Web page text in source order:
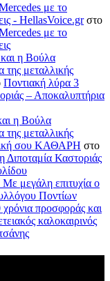
με το
- HellasVoice.grστο
με το
και η Βούλα
της μεταλλικής
Ποντιακή λύρα 3
– Αποκαλυπτήρια
η Βούλα
της μεταλλικής
σου ΚΑΘΑΡΗ στο
Διποταμία Καστοριάς
μεγάλη επιτυχία ο
Ποντίων
χρόνια προσφοράς και
καλοκαιρινός